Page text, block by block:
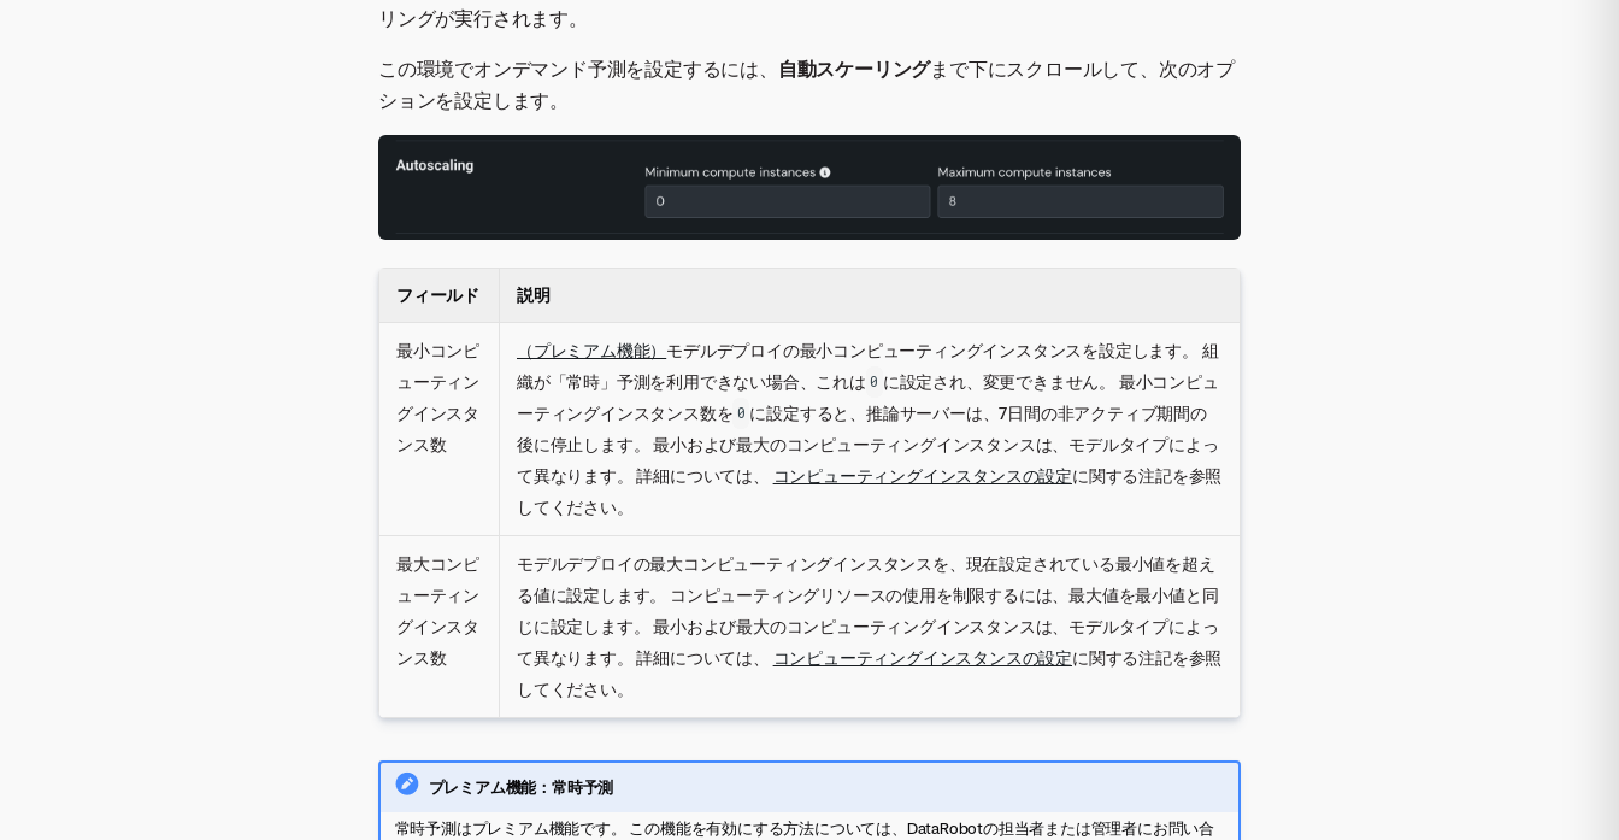
リングが実行されます。
この環境でオンデマンド予測を設定するには、 自動スケーリングまで下にスクロールして、次のオプ
ションを設定します。
フィールド 説明
最小コンピ
ューティン
グインスタ
ンス数
（プレミアム機能） モデルデプロイの最小コンピューティングインスタンスを設定します。 組
織が「常時」予測を利用できない場合、これは 0 に設定され、変更できません。 最小コンピュ
ーティングインスタンス数を 0 に設定すると、推論サーバーは、7日間の非アクティブ期間の
後に停止します。 最小および最大のコンピューティングインスタンスは、モデルタイプによっ
て異なります。 詳細については、
コンピューティングインスタンスの設定に関する注記を参照
してください。
最大コンピ
ューティン
グインスタ
ンス数
モデルデプロイの最大コンピューティングインスタンスを、現在設定されている最小値を超え
る値に設定します。 コンピューティングリソースの使用を制限するには、最大値を最小値と同
じに設定します。 最小および最大のコンピューティングインスタンスは、モデルタイプによっ
て異なります。 詳細については、
コンピューティングインスタンスの設定に関する注記を参照
してください。
プレミアム機能：常時予測
常時予測はプレミアム機能です。 この機能を有効にする方法については、DataRobotの担当者または管理者にお問い合